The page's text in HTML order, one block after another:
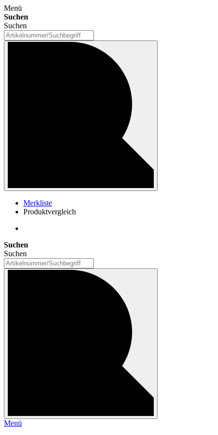
Menü
Suchen
Suchen
Merkliste
Produktvergleich
Suchen
Suchen
Menü